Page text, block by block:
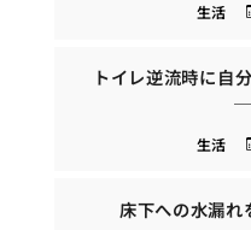
生活
トイレ逆流時に自
生活
床下への水漏れ